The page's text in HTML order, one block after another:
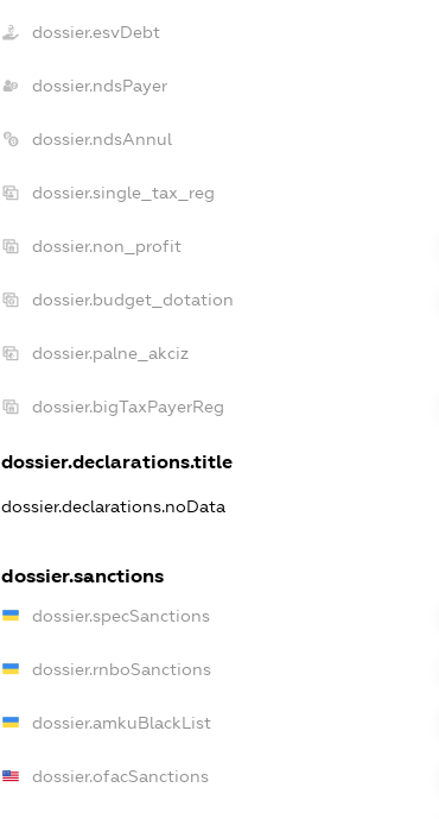
dossier.esvDebt
dossier.ndsPayer
dossier.ndsAnnul
dossier.single_tax_reg
dossier.non_profit
dossier.budget_dotation
dossier.palne_akciz
dossier.bigTaxPayerReg
dossier.declarations.title
dossier.declarations.noData
dossier.sanctions
dossier.specSanctions
dossier.rnboSanctions
dossier.amkuBlackList
dossier.ofacSanctions